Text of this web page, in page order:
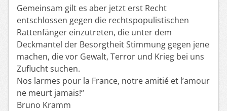
Gemeinsam gilt es aber jetzt erst Recht
entschlossen gegen die rechtspopulistischen
Rattenfänger einzutreten, die unter dem
Deckmantel der Besorgtheit Stimmung gegen jene
machen, die vor Gewalt, Terror und Krieg bei uns
Zuflucht suchen.
Nos larmes pour la France, notre amitié et l’amour
ne meurt jamais!“
Bruno Kramm